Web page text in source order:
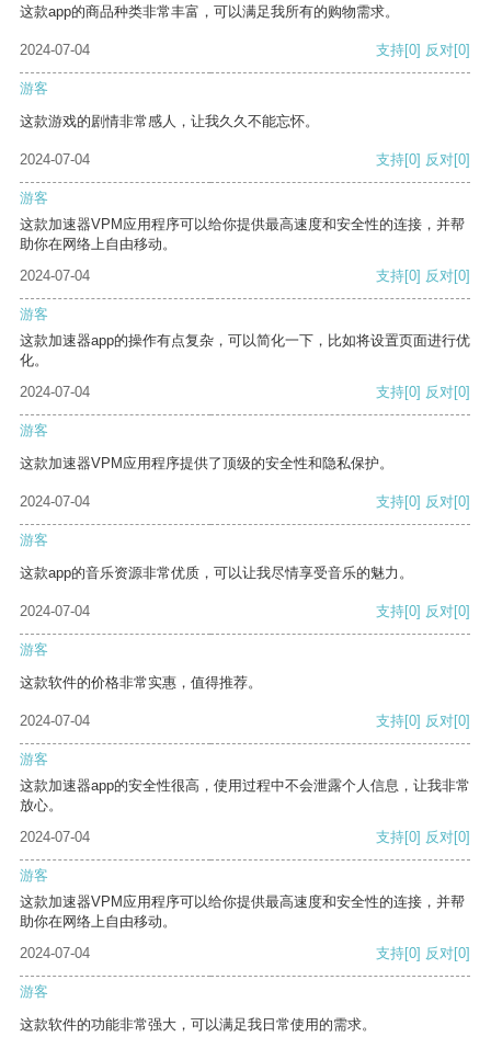
这款app的商品种类非常丰富，可以满足我所有的购物需求。
2024-07-04 支持[0] 反对[0]
游客
这款游戏的剧情非常感人，让我久久不能忘怀。
2024-07-04 支持[0] 反对[0]
游客
这款加速器VPM应用程序可以给你提供最高速度和安全性的连接，并帮
助你在网络上自由移动。
2024-07-04
支持[0] 反对[0]
游客
这款加速器app的操作有点复杂，可以简化一下，比如将设置页面进行优
化。
2024-07-04
支持[0] 反对[0]
游客
这款加速器VPM应用程序提供了顶级的安全性和隐私保护。
2024-07-04 支持[0] 反对[0]
游客
这款app的音乐资源非常优质，可以让我尽情享受音乐的魅力。
2024-07-04 支持[0] 反对[0]
游客
这款软件的价格非常实惠，值得推荐。
2024-07-04 支持[0] 反对[0]
游客
这款加速器app的安全性很高，使用过程中不会泄露个人信息，让我非常
放心。
2024-07-04
支持[0] 反对[0]
游客
这款加速器VPM应用程序可以给你提供最高速度和安全性的连接，并帮
助你在网络上自由移动。
2024-07-04
支持[0] 反对[0]
游客
这款软件的功能非常强大，可以满足我日常使用的需求。